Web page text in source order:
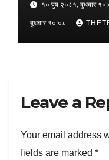
१० पुष २०८१, बुधबार
बुधबार १०:०८
Leave a
Your email address
fields are marked *